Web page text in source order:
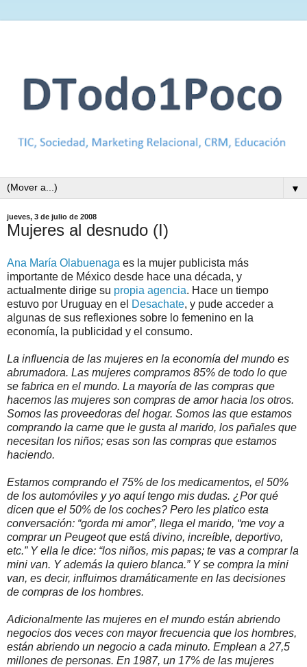
▼
jueves, 3 de julio de 2008
Mujeres al desnudo (I)
Ana María Olabuenaga es la mujer publicista más
importante de México desde hace una década, y
actualmente dirige su propia agencia. Hace un tiempo
estuvo por Uruguay en el Desachate, y pude acceder a
algunas de sus reflexiones sobre lo femenino en la
economía, la publicidad y el consumo.
La influencia de las mujeres en la economía del mundo es
abrumadora. Las mujeres compramos 85% de todo lo que
se fabrica en el mundo. La mayoría de las compras que
hacemos las mujeres son compras de amor hacia los otros.
Somos las proveedoras del hogar. Somos las que estamos
comprando la carne que le gusta al marido, los pañales que
necesitan los niños; esas son las compras que estamos
haciendo.
Estamos comprando el 75% de los medicamentos, el 50%
de los automóviles y yo aquí tengo mis dudas. ¿Por qué
dicen que el 50% de los coches? Pero les platico esta
conversación: “gorda mi amor”, llega el marido, “me voy a
comprar un Peugeot que está divino, increíble, deportivo,
etc.” Y ella le dice: “los niños, mis papas; te vas a comprar la
mini van. Y además la quiero blanca.” Y se compra la mini
van, es decir, influimos dramáticamente en las decisiones
de compras de los hombres.
Adicionalmente las mujeres en el mundo están abriendo
negocios dos veces con mayor frecuencia que los hombres,
están abriendo un negocio a cada minuto. Emplean a 27,5
millones de personas. En 1987, un 17% de las mujeres